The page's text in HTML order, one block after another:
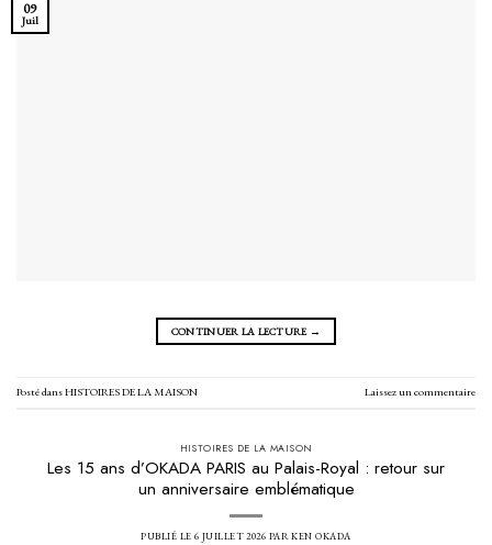
09
Juil
CONTINUER LA LECTURE →
Posté dansHISTOIRES DE LA MAISON Laissez un commentaire
HISTOIRES DE LA MAISON
Les 15 ans d’OKADA PARIS au Palais-Royal : retour sur
un anniversaire emblématique
PUBLIÉ LE 6 JUILLET 2026 PARKEN OKADA